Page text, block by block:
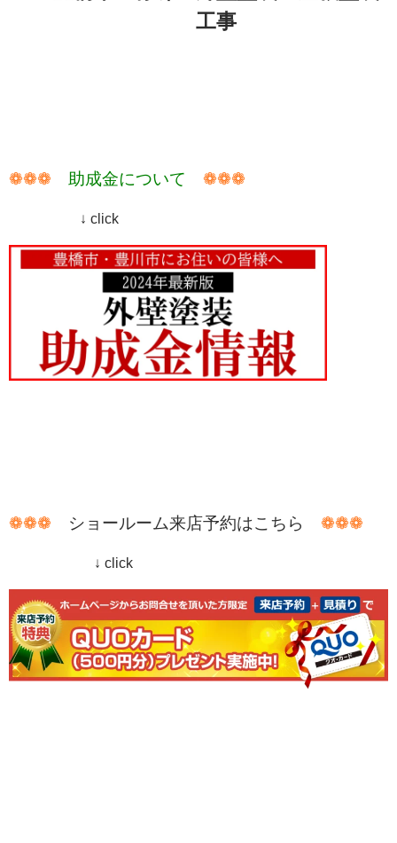
工事
❁❁❁ 助成金について ❁❁❁
↓ click
❁❁❁ ショールーム来店予約はこちら ❁❁❁
↓ click